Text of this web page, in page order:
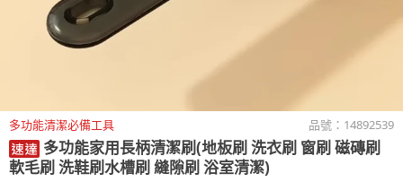
多功能清潔必備工具 品號： 14892539
多功能家用長柄清潔刷(地板刷 洗衣刷 窗刷 磁磚刷
軟毛刷 洗鞋刷水槽刷 縫隙刷 浴室清潔)